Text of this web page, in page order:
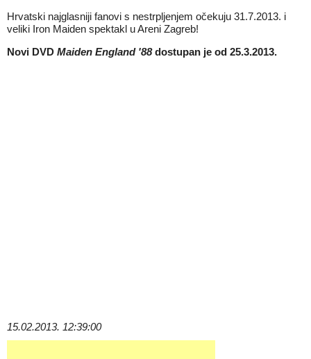
Hrvatski najglasniji fanovi s nestrpljenjem očekuju 31.7.2013. i
veliki Iron Maiden spektakl u Areni Zagreb!
Novi DVD Maiden England '88dostupan je od 25.3.2013.
15.02.2013. 12:39:00